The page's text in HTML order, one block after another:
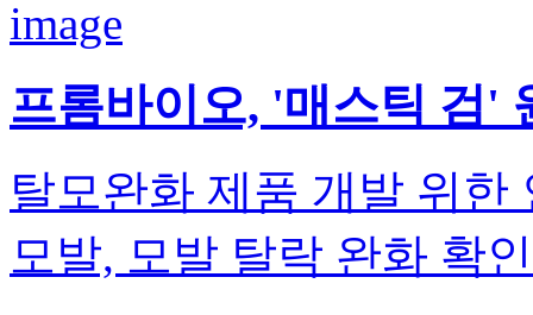
프롬바이오, '매스틱 검'
탈모완화 제품 개발 위
모발, 모발 탈락 완화 확인